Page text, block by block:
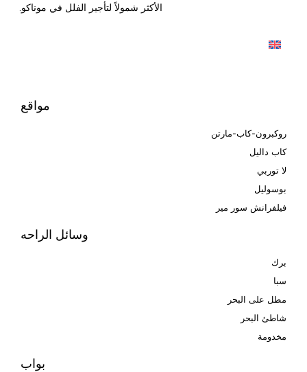
الأكثر شمولاً لتأجير الفلل في موناكو.
مواقع
روكبرون-كاب-مارتن
كاب داليل
لا توربي
بوسوليل
فيلفرانش سور مير
وسائل الراحه
برك
سبا
مطل على البحر
شاطئ البحر
مخدومة
بواب